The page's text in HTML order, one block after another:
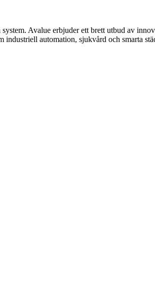
Avalue erbjuder ett brett utbud av
automation, sjukvård och smarta